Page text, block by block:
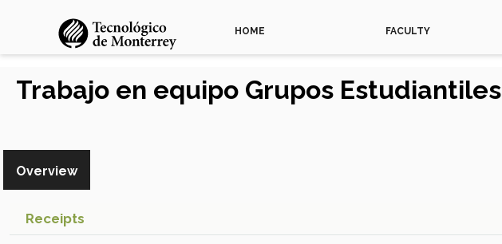
HOME FACULTY
Trabajo en equipo Grupos Estudiantiles
Overview
Receipts